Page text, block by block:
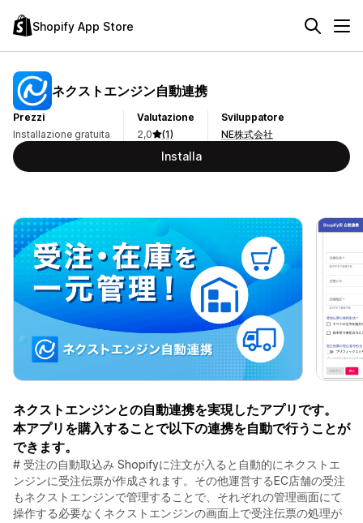
Shopify App Store
ネクストエンジン自動連携
Prezzi
Installazione gratuita
Valutazione
2,0
(1)
Sviluppatore
NE株式会社
Installa
ネクストエンジンとの自動連携を実現したアプリです。
本アプリを購入することで以下の連携を自動で行うことが
できます。
# 受注の自動取込み Shopifyに注文が入ると自動的にネクストエ
ンジンに受注伝票が作成されます。その他運営するEC店舗の受注
もネクストエンジンで管理することで、それぞれの管理画面にて
操作する必要なくネクストエンジンの画面上で受注伝票の処理が